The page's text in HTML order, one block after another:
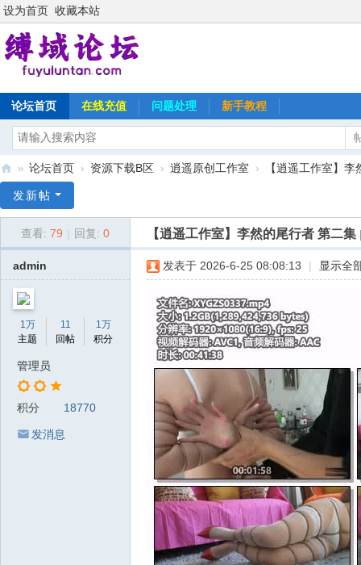
设为首页 收藏本站
论坛首页 在线充值 问题处理 新手教程
域
» 论坛首页 › 资源下载B区 › 逍遥原创工作室 › 【逍遥工作室】
发新帖
查看: 79 回复: 0 【逍遥工作室】李然的尾行者 第二集
admin
1万
主题
11
回帖
1万
积分
管理员
积分 18770
发消息
发表于 2026-6-25 08:08:13 显示全